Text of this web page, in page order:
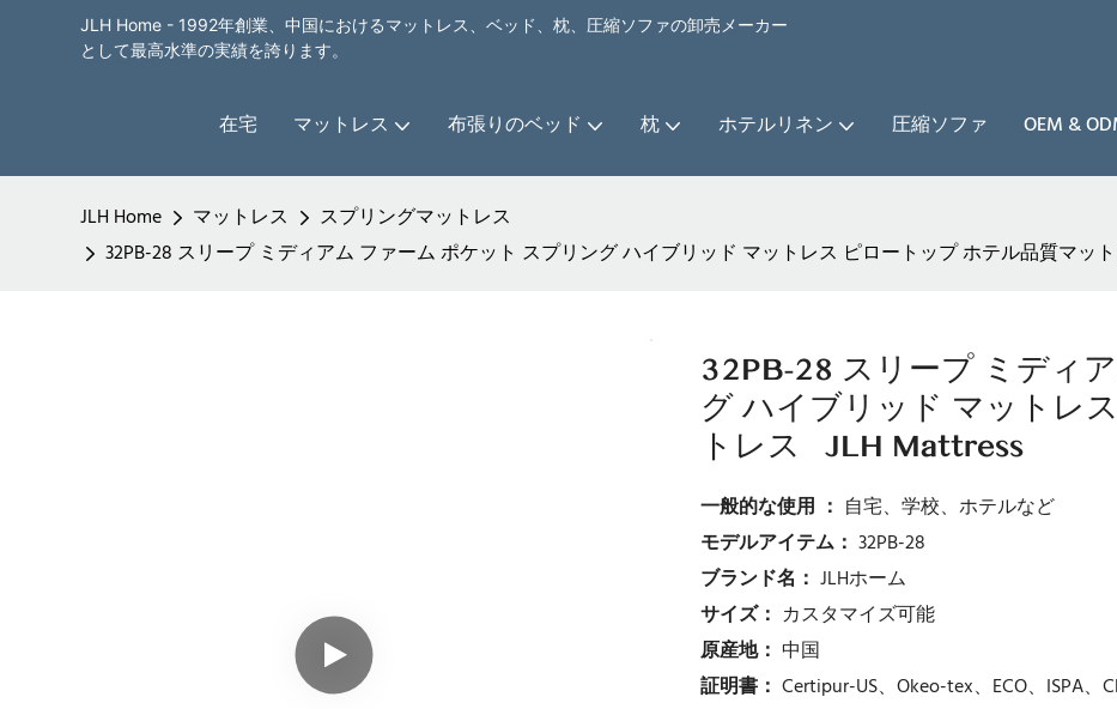
JLH Home - 1992年創業、中国におけるマットレス、ベッド、枕、圧縮ソファの卸売メーカー
として最高水準の実績を誇ります。
在宅 マットレス 布張りのベッド 枕 ホテルリネン 圧縮ソファ OEM &
JLH Home マットレス
スプリングマットレス
32PB-28 スリープ ミディアム ファーム ポケット スプリング ハイブリッド マットレス ピロートップ ホテル品質マッ
32PB-28 スリープ ミディ
グ ハイブリッド マットレ
トレス | JLH Mattress
一般的な使用 ： 自宅、学校、ホテルなど
モデルアイテム： 32PB-28
ブランド名： JLHホーム
サイズ： カスタマイズ可能
原産地： 中国
証明書： Certipur-US、Okeo-tex、ECO、ISPA、